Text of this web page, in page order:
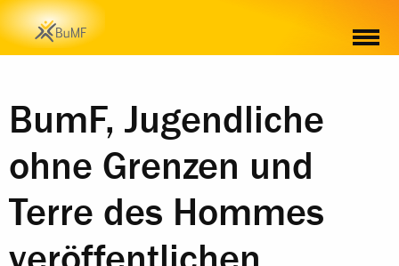
BumF, Jugendliche
ohne Grenzen und
Terre des Hommes